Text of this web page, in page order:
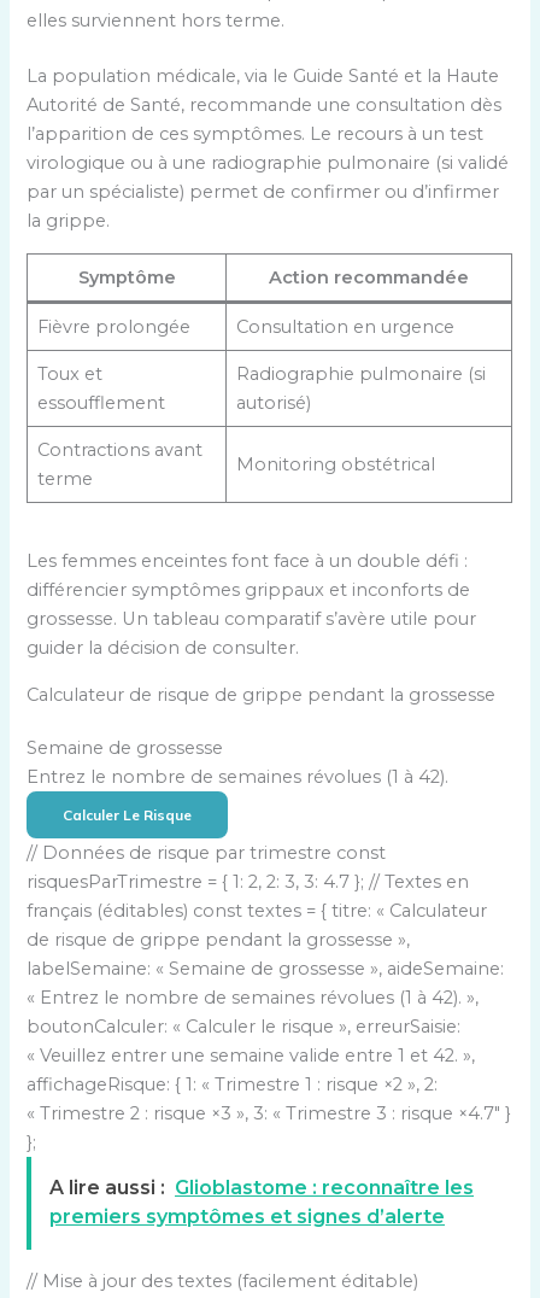
elles surviennent hors terme.
La population médicale, via le Guide Santé et la Haute
Autorité de Santé, recommande une consultation dès
l’apparition de ces symptômes. Le recours à un test
virologique ou à une radiographie pulmonaire (si validé
par un spécialiste) permet de confirmer ou d’infirmer
la grippe.
Symptôme Action recommandée
Fièvre prolongée Consultation en urgence
Toux et
essoufflement
Radiographie pulmonaire (si
autorisé)
Contractions avant
terme
Monitoring obstétrical
Les femmes enceintes font face à un double défi :
différencier symptômes grippaux et inconforts de
grossesse. Un tableau comparatif s’avère utile pour
guider la décision de consulter.
Calculateur de risque de grippe pendant la grossesse
Semaine de grossesse
Entrez le nombre de semaines révolues (1 à 42).
Calculer Le Risque
// Données de risque par trimestre const
risquesParTrimestre = { 1: 2, 2: 3, 3: 4.7 }; // Textes en
français (éditables) const textes = { titre: « Calculateur
de risque de grippe pendant la grossesse »,
labelSemaine: « Semaine de grossesse », aideSemaine:
« Entrez le nombre de semaines révolues (1 à 42). »,
boutonCalculer: « Calculer le risque », erreurSaisie:
« Veuillez entrer une semaine valide entre 1 et 42. »,
affichageRisque: { 1: « Trimestre 1 : risque ×2 », 2:
« Trimestre 2 : risque ×3 », 3: « Trimestre 3 : risque ×4.7″ }
};
A lire aussi : Glioblastome : reconnaître les
premiers symptômes et signes d’alerte
// Mise à jour des textes (facilement éditable)